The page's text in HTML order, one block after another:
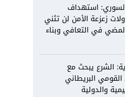
السوري: استهداف
زعزعة الأمن لن تثني
في التعافي وبناء
الشرع يبحث مع
البريطاني
والدولية